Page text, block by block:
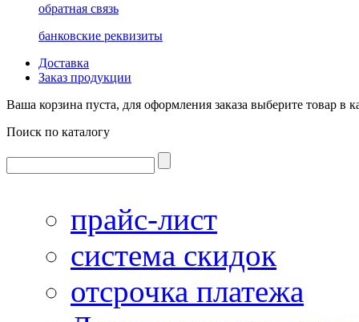
обратная связь
банковские реквизиты
Доставка
Заказ продукции
Ваша корзина пуста, для оформления заказа выберите товар в
Поиск по каталогу
прайс-лист
система скидок
отсрочка платежа